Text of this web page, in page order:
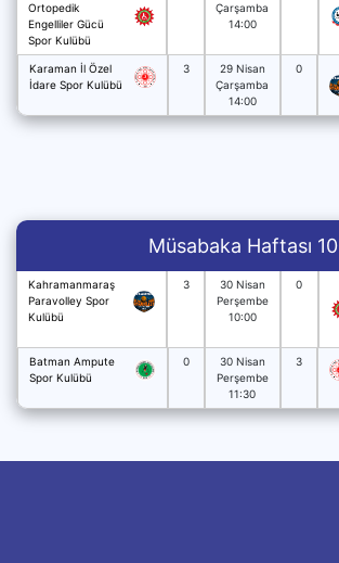
Ortopedik
Engelliler Gücü
Spor Kulübü
Çarşamba
14:00
Karaman İl Özel
İdare Spor Kulübü
3
29 Nisan
Çarşamba
14:00
0
Müsabaka Haftası 10
Kahramanmaraş
Paravolley Spor
Kulübü
3
30 Nisan
Perşembe
10:00
0
Batman Ampute
Spor Kulübü
0
30 Nisan
Perşembe
11:30
3